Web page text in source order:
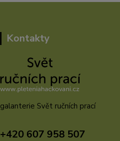
Kontakty
galanterie Svět ručních prací
+420 607 958 507